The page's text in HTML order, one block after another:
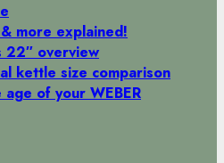
more explained!
overview
kettle size comparison
of your WEBER